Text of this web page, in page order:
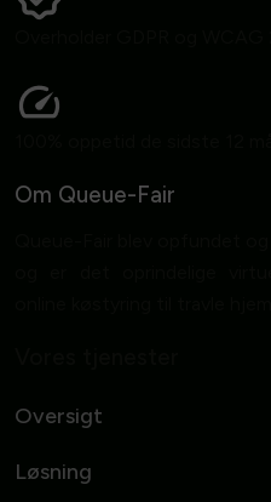
Om Queue-Fair
Oversigt
Løsning